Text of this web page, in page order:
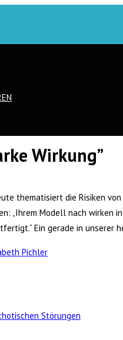
Wirkung”
thematisiert die Risiken
„Ihrem Modell nach
Ein gerade in unserer
Pichler
Störungen